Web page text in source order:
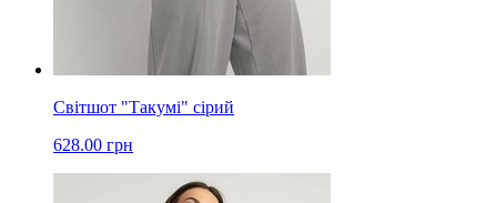
Світшот "Такумі" сірий
628.00 грн